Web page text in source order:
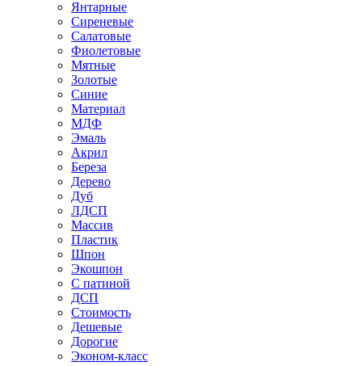
Янтарные
Сиреневые
Салатовые
Фиолетовые
Мятные
Золотые
Синие
Материал
МДФ
Эмаль
Акрил
Береза
Дерево
Дуб
ЛДСП
Массив
Пластик
Шпон
Экошпон
С патиной
ДСП
Стоимость
Дешевые
Дорогие
Эконом-класс